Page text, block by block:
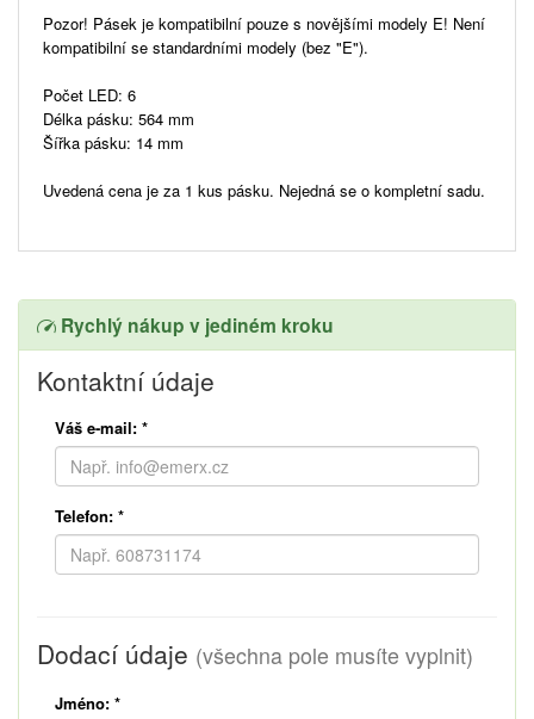
Pozor! Pásek je kompatibilní pouze s novějšími modely E! Není
kompatibilní se standardními modely (bez "E").
Počet LED: 6
Délka pásku: 564 mm
Šířka pásku: 14 mm
Uvedená cena je za 1 kus pásku. Nejedná se o kompletní sadu.
Rychlý nákup v jediném kroku
Kontaktní údaje
Váš e-mail: *
Telefon: *
Dodací údaje (všechna pole musíte vyplnit)
Jméno: *